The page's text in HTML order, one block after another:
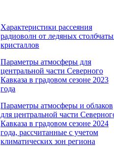
Характеристики рассеяния
радиоволн от ледяных
кристаллов
Параметры атмосферы для
центральной части Северного
Кавказа в градовом сезоне 2023
года
Параметры атмосферы и облаков
для центральной части
Кавказа в градовом сезоне 2024
года, рассчитанные с учетом
климатических зон региона